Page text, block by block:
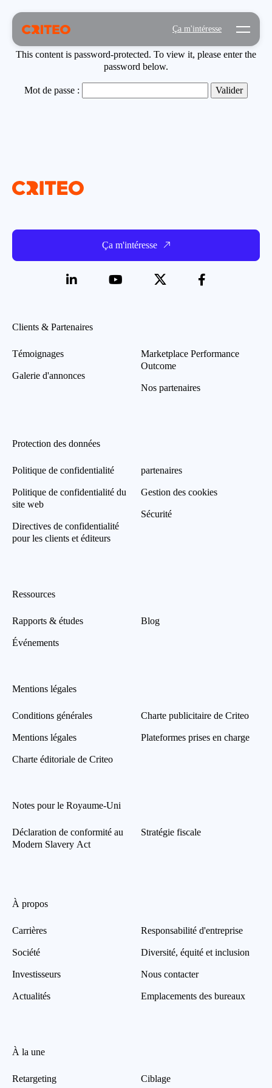
Ça m'intéresse Open
This content is password-protected. To view it, please enter the
password below.
Mot de passe :
Ça m'intéresse
Clients & Partenaires
Témoignages
Galerie d'annonces
Marketplace Performance
Outcome
Nos partenaires
Protection des données
Politique de confidentialité
Politique de confidentialité du
site web
Directives de confidentialité
pour les clients et éditeurs
partenaires
Gestion des cookies
Sécurité
Ressources
Rapports & études
Événements
Blog
Mentions légales
Conditions générales
Mentions légales
Charte éditoriale de Criteo
Charte publicitaire de Criteo
Plateformes prises en charge
Notes pour le Royaume-Uni
Déclaration de conformité au
Modern Slavery Act
Stratégie fiscale
À propos
Carrières
Société
Investisseurs
Actualités
Responsabilité d'entreprise
Diversité, équité et inclusion
Nous contacter
Emplacements des bureaux
À la une
Retargeting Ciblage